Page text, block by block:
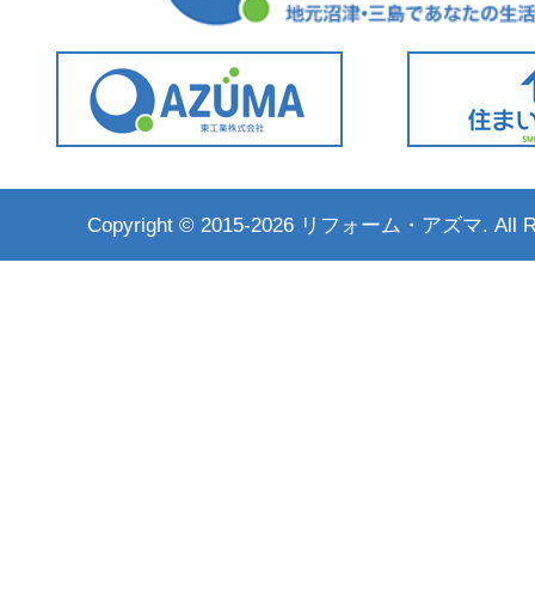
Copyright © 2015-2026 リフォーム・アズマ. All